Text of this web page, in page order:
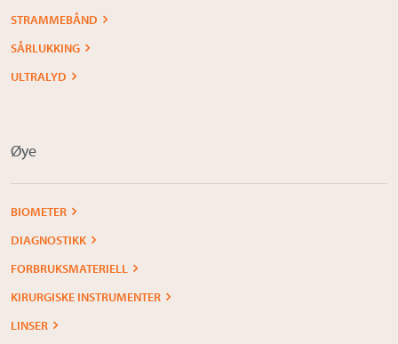
STRAMMEBÅND
SÅRLUKKING
ULTRALYD
Øye
BIOMETER
DIAGNOSTIKK
FORBRUKSMATERIELL
KIRURGISKE INSTRUMENTER
LINSER